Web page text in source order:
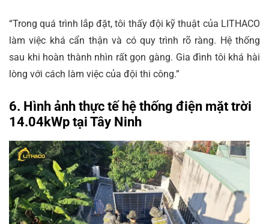
“Trong quá trình lắp đặt, tôi thấy đội kỹ thuật của LITHACO
làm việc khá cẩn thận và có quy trình rõ ràng. Hệ thống
sau khi hoàn thành nhìn rất gọn gàng. Gia đình tôi khá hài
lòng với cách làm việc của đội thi công.”
6. Hình ảnh thực tế hệ thống điện mặt trời
14.04kWp tại Tây Ninh